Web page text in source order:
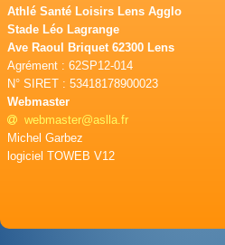
Athlé Santé Loisirs Lens Agglo
Stade Léo Lagrange
Ave Raoul Briquet 62300 Lens
Agrément : 62SP12-014
N° SIRET : 53418178900023
Webmaster
webmaster@aslla.fr
Michel Garbez
logiciel TOWEB V12